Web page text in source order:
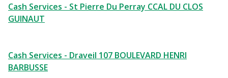
Cash Services - St Pierre Du Perray CCAL DU CLOS
GUINAUT
Cash Services - Draveil 107 BOULEVARD HENRI
BARBUSSE